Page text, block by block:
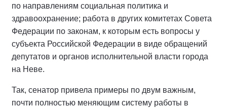
по направлениям социальная политика и
здравоохранение; работа в других комитетах Совета
Федерации по законам, к которым есть вопросы у
субъекта Российской Федерации в виде обращений
депутатов и органов исполнительной власти города
на Неве.
Так, сенатор привела примеры по двум важным,
почти полностью меняющим систему работы в